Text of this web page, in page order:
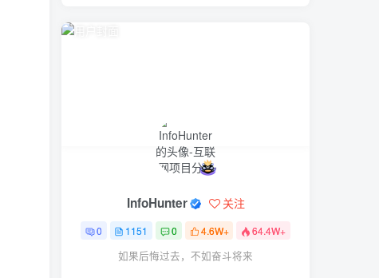
InfoHunter 关注
0 1151 0 4.6W+ 64.4W+
如果后悔过去，不如奋斗将来